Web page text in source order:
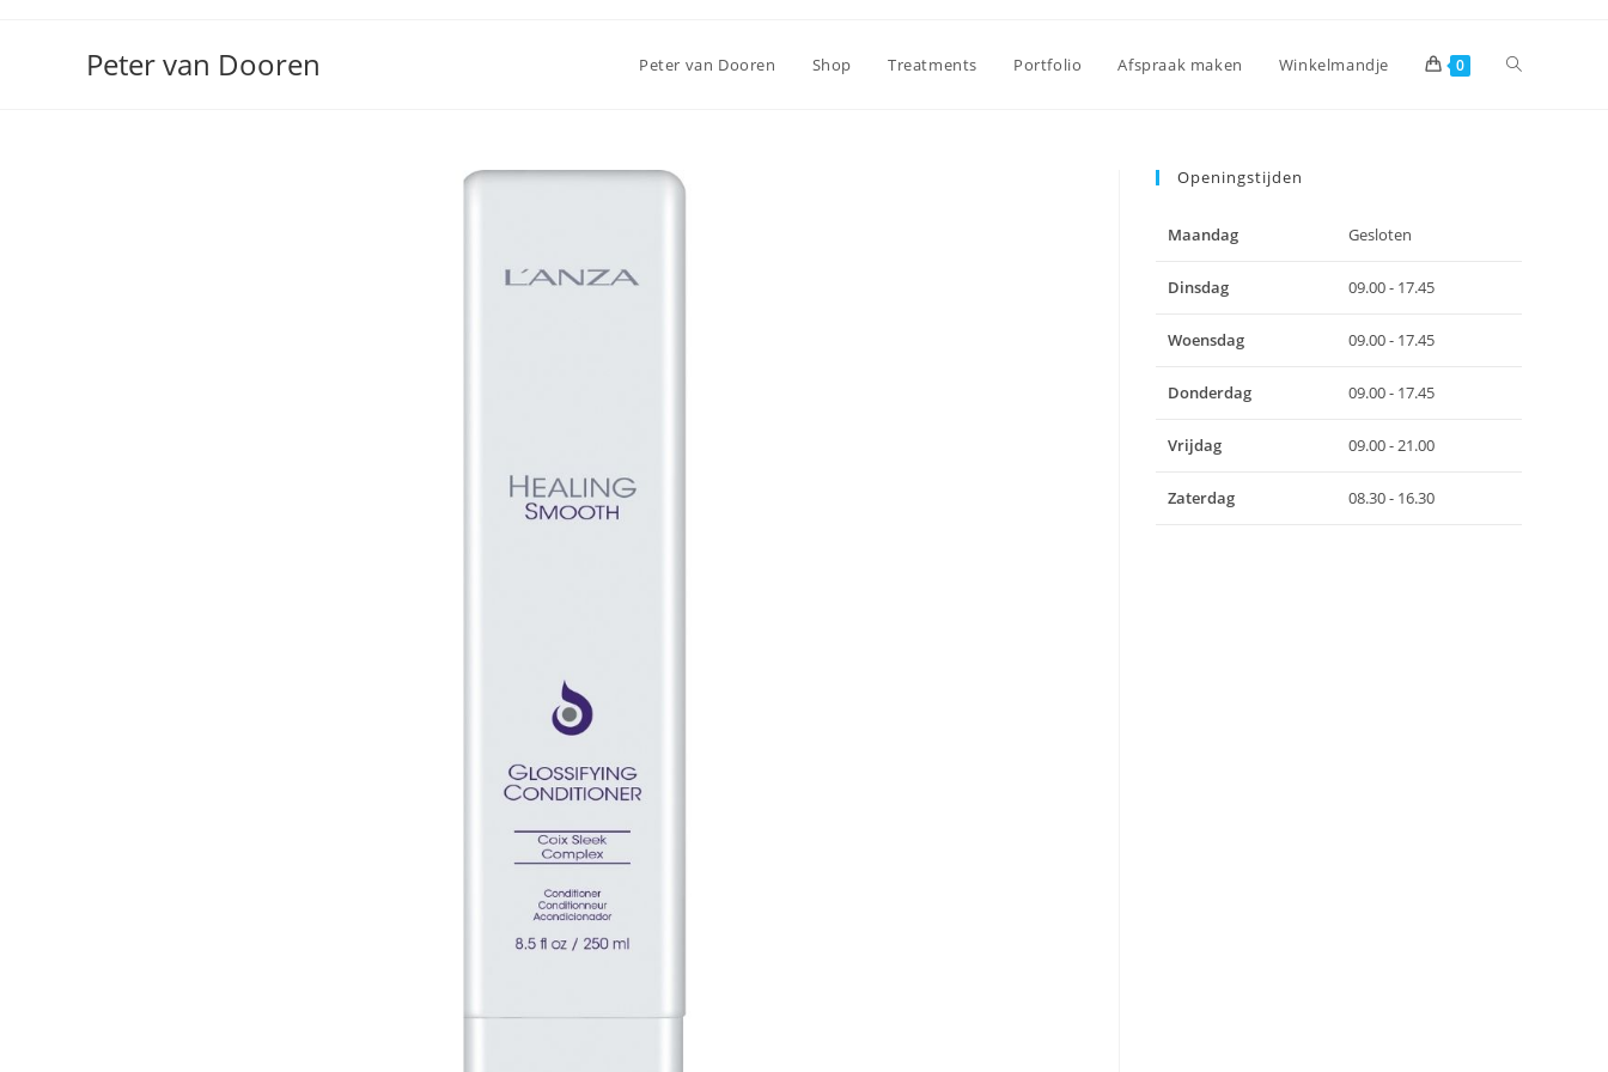
Peter van Dooren Peter van Dooren Shop Treatments Portfolio Afspraak maken Winkelmandje 0 Toggle
Openingstijden
Maandag Gesloten
Dinsdag 09.00 - 17.45
Woensdag 09.00 - 17.45
Donderdag 09.00 - 17.45
Vrijdag 09.00 - 21.00
Zaterdag 08.30 - 16.30